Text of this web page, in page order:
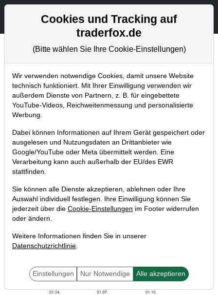
Aktien- und Artikelsuche
Chartanalysen
Home Blog Chartanalysen
Chartanalyse Amazon: im
Abwärtstrend gefangen – hier startet
der Breakout zum Allzeithoch!
12.10.2019 um 13:27 Uhr | P. Uhlschmied
Cookies und Tracking auf
traderfox.de
(Bitte wählen Sie Ihre Cookie-Einstellungen)
Wir verwenden notwendige Cookies, damit unsere Website
technisch funktioniert. Mit Ihrer Einwilligung verwenden wir
außerdem Dienste von Partnern, z. B. für eingebettete
YouTube-Videos, Reichweitenmessung und personalisierte
Werbung.
Dabei können Informationen auf Ihrem Gerät gespeichert oder
ausgelesen und Nutzungsdaten an Drittanbieter wie
Google/YouTube oder Meta übermittelt werden. Eine
Verarbeitung kann auch außerhalb der EU/des EWR
stattfinden.
Sie können alle Dienste akzeptieren, ablehnen oder Ihre
Auswahl individuell festlegen. Ihre Einwilligung können Sie
jederzeit über die Cookie-Einstellungen im Footer widerrufen
oder ändern.
Weitere Informationen finden Sie in unserer
Datenschutzrichtlinie.
Einstellungen Nur Notwendige Alle akzeptieren